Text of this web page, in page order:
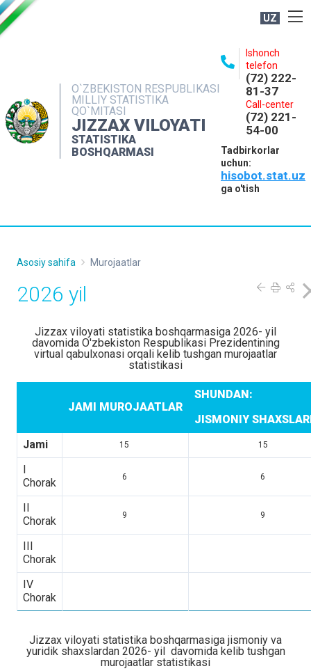
UZ
O`ZBEKISTON RESPUBLIKASI
MILLIY STATISTIKA
QO`MITASI
JIZZAX VILOYATI
STATISTIKA
BOSHQARMASI
Ishonch
telefon
(72) 222-
81-37
Call-center
(72) 221-
54-00
Tadbirkorlar
uchun:
hisobot.stat.uz
ga o'tish
NASHRLAR
INTERAKTIV XIZMATLAR
MATBUOT XIZMATI
Asosiy sahifa Murojaatlar
2026 yil
Jizzax viloyati statistika boshqarmasiga 2026- yil
davomida O'zbekiston Respublikasi Prezidentining
virtual qabulxonasi orqali kelib tushgan murojaatlar
statistikasi
JAMI MUROJAATLAR
SHUNDAN:
JISMONIY
Jami
15 15
I
Chorak
6 6
II
Chorak
9 9
III
Chorak
IV
Chorak
Jizzax viloyati statistika boshqarmasiga jismoniy va
yuridik shaxslardan 2026- yil davomida kelib tushgan
murojaatlar statistikasi